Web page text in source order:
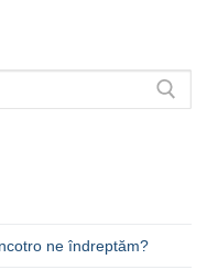
ne îndreptăm?